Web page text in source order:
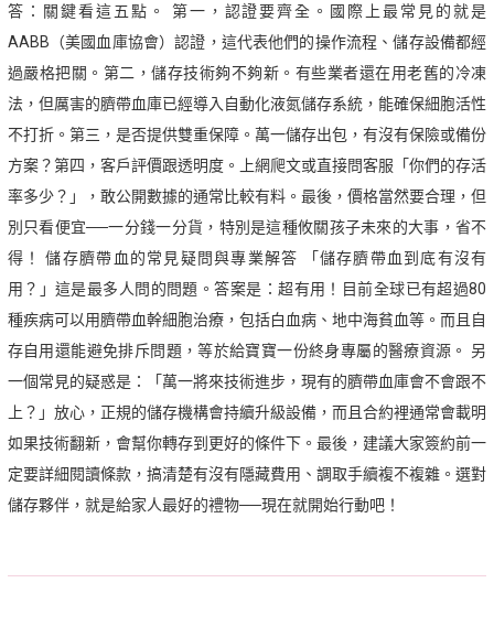
答：關鍵看這五點。 第一，認證要齊全。國際上最常見的就是
AABB（美國血庫協會）認證，這代表他們的操作流程、儲存設備都經
過嚴格把關。第二，儲存技術夠不夠新。有些業者還在用老舊的冷凍
法，但厲害的臍帶血庫已經導入自動化液氮儲存系統，能確保細胞活性
不打折。第三，是否提供雙重保障。萬一儲存出包，有沒有保險或備份
方案？第四，客戶評價跟透明度。上網爬文或直接問客服「你們的存活
率多少？」，敢公開數據的通常比較有料。最後，價格當然要合理，但
別只看便宜──一分錢一分貨，特別是這種攸關孩子未來的大事，省不
得！ 儲存臍帶血的常見疑問與專業解答 「儲存臍帶血到底有沒有
用？」這是最多人問的問題。答案是：超有用！目前全球已有超過80
種疾病可以用臍帶血幹細胞治療，包括白血病、地中海貧血等。而且自
存自用還能避免排斥問題，等於給寶寶一份終身專屬的醫療資源。 另
一個常見的疑惑是：「萬一將來技術進步，現有的臍帶血庫會不會跟不
上？」放心，正規的儲存機構會持續升級設備，而且合約裡通常會載明
如果技術翻新，會幫你轉存到更好的條件下。最後，建議大家簽約前一
定要詳細閱讀條款，搞清楚有沒有隱藏費用、調取手續複不複雜。選對
儲存夥伴，就是給家人最好的禮物──現在就開始行動吧！